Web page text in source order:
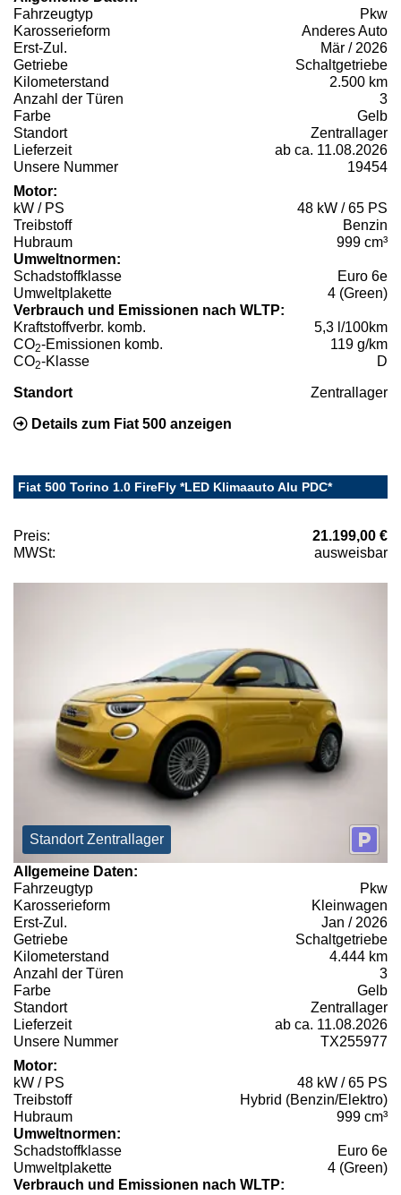
Fahrzeugtyp
Pkw
Karosserieform
Anderes Auto
Erst-Zul.
Mär / 2026
Getriebe
Schaltgetriebe
Kilometerstand
2.500 km
Anzahl der Türen
3
Farbe
Gelb
Standort
Zentrallager
Lieferzeit
ab ca. 11.08.2026
Unsere Nummer
19454
Motor:
kW / PS
48 kW / 65 PS
Treibstoff
Benzin
Hubraum
999 cm³
Umweltnormen:
Schadstoffklasse
Euro 6e
Umweltplakette
4 (Green)
Verbrauch und Emissionen nach WLTP:
Kraftstoffverbr. komb.
5,3 l/100km
CO2-Emissionen komb.
119 g/km
CO2-Klasse D
Standort Zentrallager
Details zum Fiat 500 anzeigen
Fiat 500 Torino 1.0 FireFly *LED Klimaauto Alu PDC*
Preis:
21.199,00 €
MWSt:
ausweisbar
Standort Zentrallager
Allgemeine Daten:
Fahrzeugtyp
Pkw
Karosserieform
Kleinwagen
Erst-Zul.
Jan / 2026
Getriebe
Schaltgetriebe
Kilometerstand
4.444 km
Anzahl der Türen
3
Farbe
Gelb
Standort
Zentrallager
Lieferzeit
ab ca. 11.08.2026
Unsere Nummer
TX255977
Motor:
kW / PS
48 kW / 65 PS
Treibstoff
Hybrid (Benzin/Elektro)
Hubraum
999 cm³
Umweltnormen:
Schadstoffklasse
Euro 6e
Umweltplakette
4 (Green)
Verbrauch und Emissionen nach WLTP: